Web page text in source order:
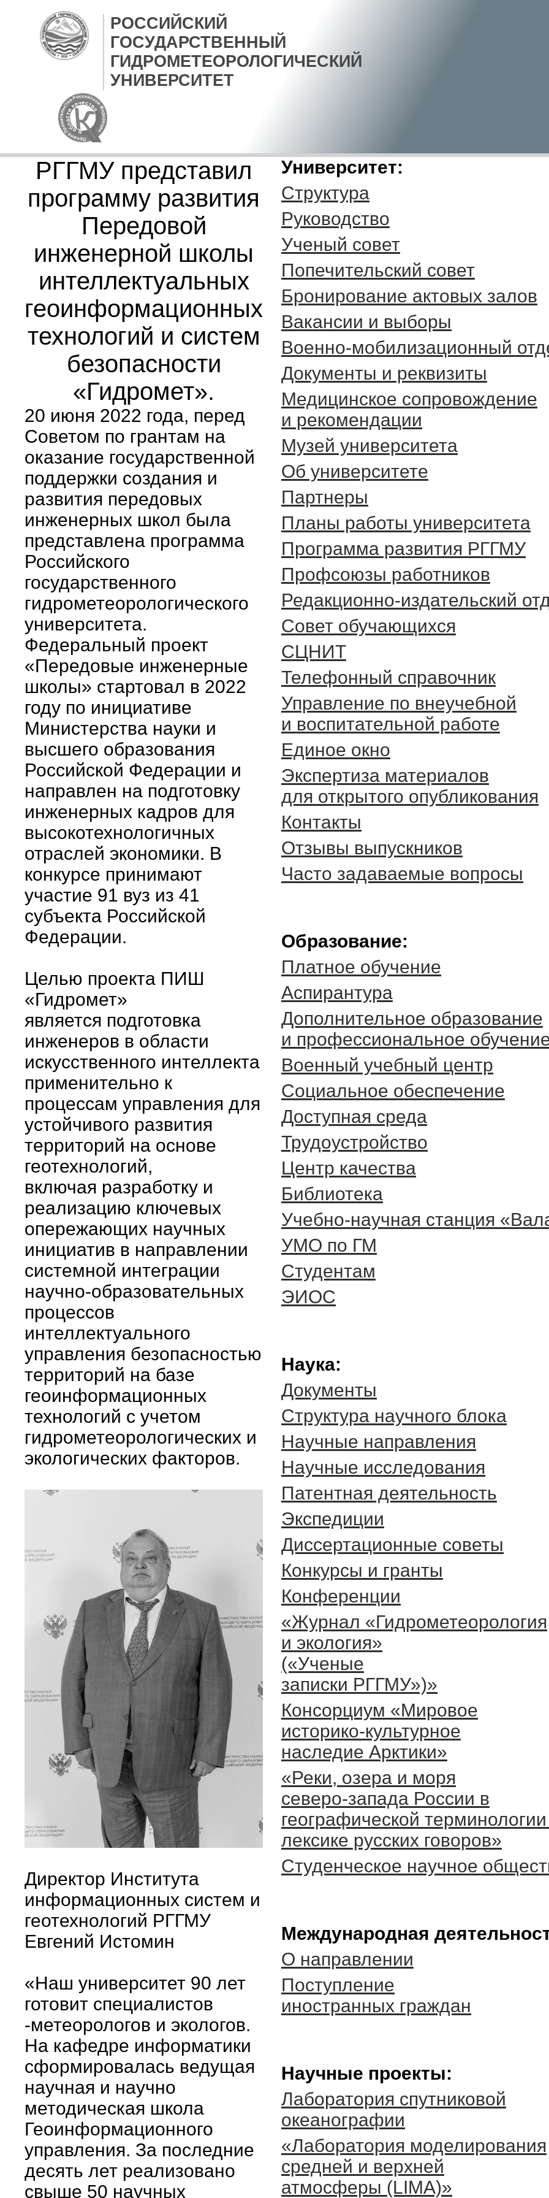
РОССИЙСКИЙ
ГОСУДАРСТВЕННЫЙ
ГИДРОМЕТЕОРОЛОГИЧЕСКИЙ
УНИВЕРСИТЕТ
РГГМУ представил
программу развития
Передовой
инженерной школы
интеллектуальных
геоинформационных
технологий и систем
безопасности
«Гидромет».
20 июня 2022 года, перед
Советом по грантам на
оказание государственной
поддержки создания и
развития передовых
инженерных школ была
представлена программа
Российского
государственного
гидрометеорологического
университета.
Федеральный проект
«Передовые инженерные
школы» стартовал в 2022
году по инициативе
Министерства науки и
высшего образования
Российской Федерации и
направлен на подготовку
инженерных кадров для
высокотехнологичных
отраслей экономики. В
конкурсе принимают
участие 91 вуз из 41
субъекта Российской
Федерации.
Целью проекта ПИШ
«Гидромет»
является подготовка
инженеров в области
искусственного интеллекта
применительно к
процессам управления для
устойчивого развития
территорий на основе
геотехнологий,
включая разработку и
реализацию ключевых
опережающих научных
инициатив в направлении
системной интеграции
научно-образовательных
процессов
интеллектуального
управления безопасностью
территорий на базе
геоинформационных
технологий с учетом
гидрометеорологических и
экологических факторов.
Директор Института
информационных систем и
геотехнологий РГГМУ
Евгений Истомин
«Наш университет 90 лет
готовит специалистов
-метеорологов и экологов.
На кафедре информатики
сформировалась ведущая
научная и научно
методическая школа
Геоинформационного
управления. За последние
десять лет реализовано
свыше 50 научных
Университет:
Структура
Руководство
Ученый совет
Попечительский совет
Бронирование актовых залов
Вакансии и выборы
Военно-мобилизационный
Документы и реквизиты
Медицинское сопровождение
и рекомендации
Музей университета
Об университете
Партнеры
Планы работы университета
Программа развития РГГМУ
Профсоюзы работников
Редакционно-издательский
Cовет обучающихся
СЦНИТ
Телефонный справочник
Управление по внеучебной
и воспитательной работе
Единое окно
Экспертиза материалов
для открытого опубликования
Контакты
Отзывы выпускников
Часто задаваемые вопросы
Образование:
Платное обучение
Аспирантура
Дополнительное образование
и профессиональное
Военный учебный центр
Социальное обеспечение
Доступная среда
Трудоустройство
Центр качества
Библиотека
Учебно-научная станция
УМО по ГМ
Студентам
ЭИОС
Наука:
Документы
Cтруктура научного блока
Научные направления
Научные исследования
Патентная деятельность
Экспедиции
Диссертационные советы
Конкурсы и гранты
Конференции
«Журнал «Гидрометеорология
и экология»
(«Ученые
записки РГГМУ»)»
Консорциум «Мировое
историко-культурное
наследие Арктики»
«Реки, озера и моря
северо-запада России в
географической
лексике русских говоров»
Студенческое научное
Международная
О направлении
Поступление
иностранных граждан
Научные проекты:
Лаборатория спутниковой
океанографии
«Лаборатория моделирования
средней и верхней
атмосферы (LIMA)»